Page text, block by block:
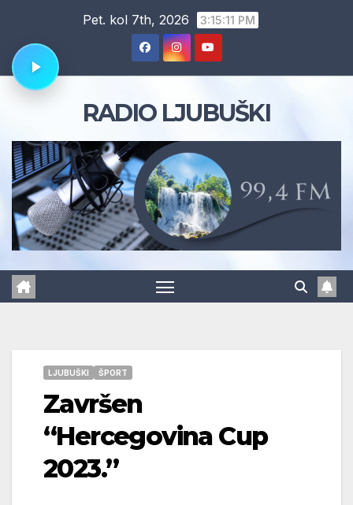
content
Pet. kol 7th, 2026 3:15:12 PM
RADIO LJUBUŠKI
LJUBUŠKI ŠPORT
Završen
“Hercegovina Cup
2023.”